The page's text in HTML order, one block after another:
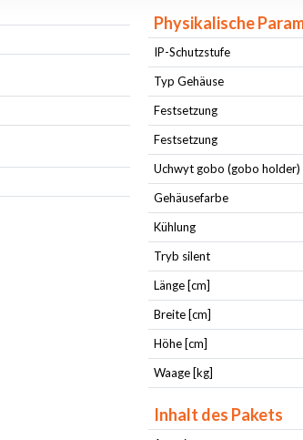
Physikalische
IP-Schutzstufe
Typ Gehäuse
Festsetzung
Festsetzung
Uchwyt gobo (gobo holder)
Gehäusefarbe
Kühlung
Tryb silent
Länge [cm]
Breite [cm]
Höhe [cm]
Waage [kg]
Inhalt des Pakets